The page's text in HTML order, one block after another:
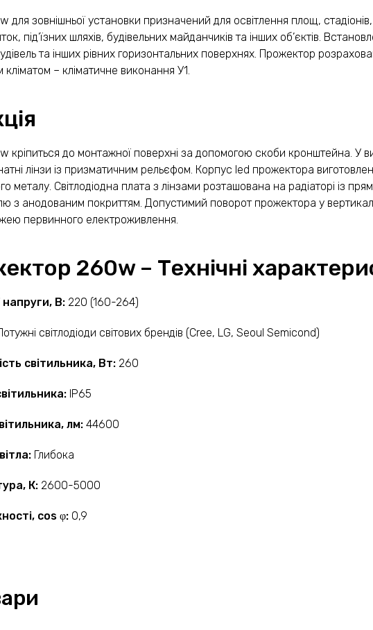
для зовнішньої установки призначений для освітлення площ, стадіонів,
під’їзних шляхів, будівельних майданчиків та інших об’єктів.
та інших рівних горизонтальних поверхнях. Прожектор
кліматом – кліматичне виконання У1.
кріпиться до монтажної поверхні за допомогою скоби кронштейна. У
лінзи із призматичним рельєфом. Корпус led прожектора
металу. Світлодіодна плата з лінзами розташована на радіаторі із
з анодованим покриттям. Допустимий поворот прожектора у
первинного електроживлення.
260w – Технічні
напруги, В: 220 (160-264)
світлодіоди світових брендів (Cree, LG, Seoul Semicond)
світильника, Вт: 260
IP65
лм: 44600
Глибока
К: 2600-5000
cos φ: 0,9